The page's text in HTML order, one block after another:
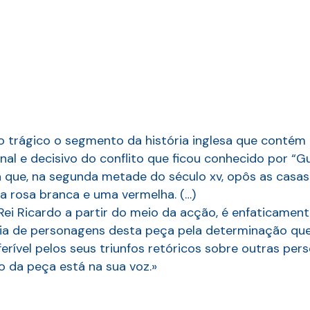
trágico o segmento da história inglesa que
e decisivo do conflito que ficou conhecido por
na segunda metade do século xv, opôs as
branca e uma vermelha. (…)
Ricardo a partir do meio da acção, é
de personagens desta peça pela determinação
pelos seus triunfos retóricos sobre outras
peça está na sua voz.»